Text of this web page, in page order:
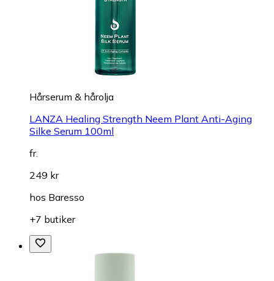
Hårserum & hårolja
LANZA Healing Strength Neem Plant Anti-Aging
Silke Serum 100ml
fr.
249 kr
hos Baresso
+7 butiker